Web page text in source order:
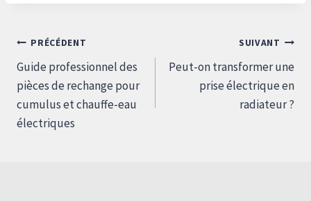
Navigation
de
l’article
PRÉCÉDENT
Guide professionnel des
pièces de rechange pour
cumulus et chauffe-eau
électriques
SUIVANT
Peut-on transformer une
prise électrique en
radiateur ?